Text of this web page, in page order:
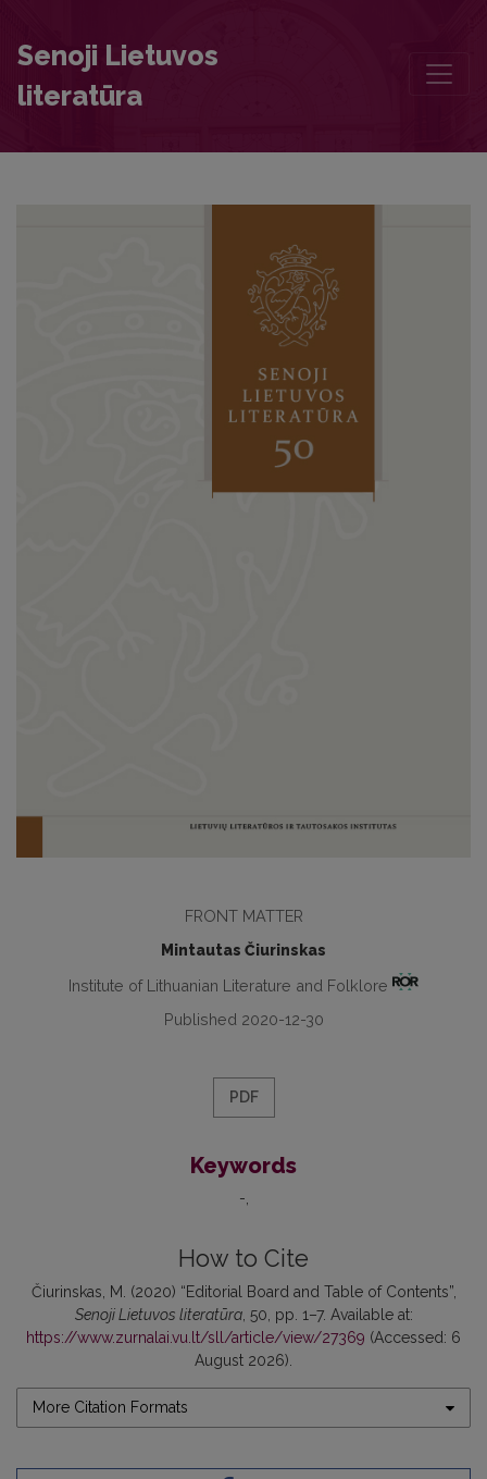
Senoji Lietuvos
literatūra
FRONT MATTER
Mintautas Čiurinskas
Institute of Lithuanian Literature and Folklore
Published 2020-12-30
PDF
Keywords
-
How to Cite
Čiurinskas, M. (2020) “Editorial Board and Table of Contents”,
Senoji Lietuvos literatūra, 50, pp. 1–7. Available at:
https://www.zurnalai.vu.lt/sll/article/view/27369 (Accessed: 6
August 2026).
More Citation Formats